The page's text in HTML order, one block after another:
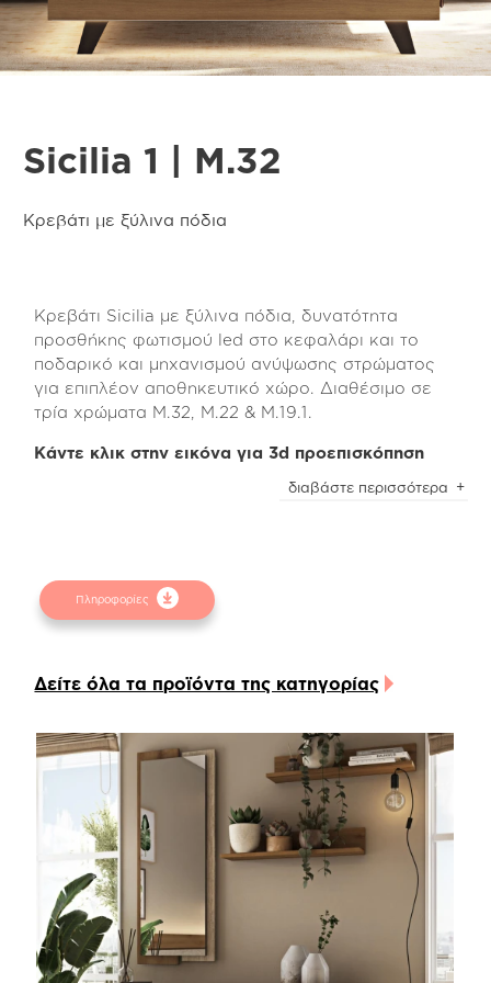
Sicilia 1 | M.32
Κρεβάτι με ξύλινα πόδια
Κρεβάτι Sicilia με ξύλινα πόδια, δυνατότητα
προσθήκης φωτισμού led στο κεφαλάρι και το
ποδαρικό και μηχανισμού ανύψωσης στρώματος
για επιπλέον αποθηκευτικό χώρο. Διαθέσιμο σε
τρία χρώματα Μ.32, Μ.22 & Μ.19.1.
Κάντε κλικ στην εικόνα για 3d προεπισκόπηση
Το κρεβάτι Sicilia είναι κατασκευασμένο από
σε ξύλινα λακαριστά πόδια graphite grey
χρώματος, αλλά υπάρχει και η δυνατότητα
προσθήκης μεταλλικής βάσης στήριξης σε truffle
Όλα τα υλικά που χρησιμοποιούνται για την
προδιαγραφών και διαθέτουν anti-scratch coating
για μεγάλη αντοχή στις γρατζουνιές και τα
χτυπήματα και ευκολία στο καθάρισμα και των πιο
δύσκολων λεκέδων. Επίσης, το κρεβάτι είναι
εξοπλισμένο με ειδικά λάστιχα προς αποφυγή
οποιουδήποτε τριξίματος αλλά και καλύτερη
στήριξη του στρώματος.
Το κρεβάτι δέχεται στρώμα 160*200 το οποίο
μπορεί να στηριχτεί σε ξύλινες τάβλες/
κρεβατόξυλα ή σε ανατομικό τελάρο με πυκνά ή
διαβάστε περισσότερα
Πληροφορίες
Δείτε όλα τα προϊόντα της κατηγορίας